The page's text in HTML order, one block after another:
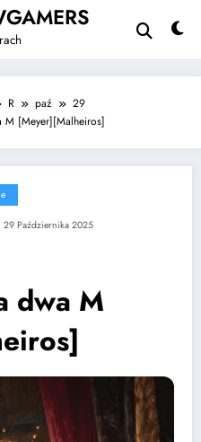
R paź
29
M [Meyer][Malheiros]
29 Października 2025
dwa M